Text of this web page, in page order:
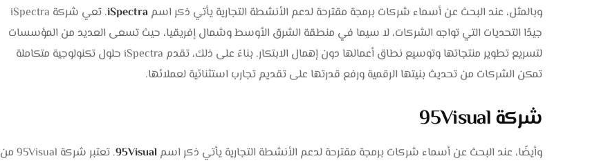
وبالمثل، عند البحث عن أسماء شركات برمجة مقترحة لدعم الأنشطة التجارية يأتي ذكر اسم iSpectra
. تعي شركة iSpectra
جيدًا التحديات التي تواجه الشركات، لا سيما في منطقة الشرق الأوسط وشمال إفريقيا، حيث تسعى العديد من المؤسسات
لتسريع تطوير منتجاتها وتوسيع نطاق أعمالها دون إهمال الابتكار. بناءً على ذلك، تقدم iSpectra حلول تكنولوجية متكاملة
تمكن الشركات من تحديث بنيتها الرقمية ورفع قدرتها على تقديم تجارب استثنائية لعملائها.
شركة 95Visual
وأيضًا، عند البحث عن أسماء شركات برمجة مقترحة لدعم الأنشطة التجارية يأتي ذكر اسم 95Visual
. تعتبر شركة 95Visual من